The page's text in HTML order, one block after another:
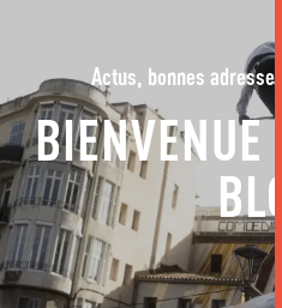
Actus, bonnes
BIENVENUE